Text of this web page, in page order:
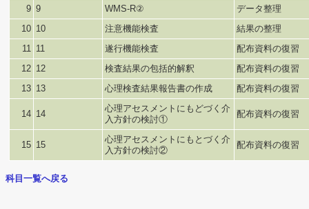
9 9 WMS-R②
データ整理
10 10 注意機能検査
結果の整理
11
11 遂行機能検査
配布資料の復習
12 12 検査結果の包括的解釈
配布資料の復習
13 13 心理検査結果報告書の作成 配布資料の復習
14 14
心理アセスメントにもどづく介
入方針の検討①
配布資料の復習
15 15
心理アセスメントにもとづく介
入方針の検討②
配布資料の復習
科目一覧へ戻る